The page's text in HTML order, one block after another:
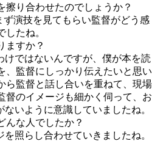
擦り合わせたのでしょうか？
演技を見てもらい監督がどう感
したね。
ますか？
ではないんですが、僕が本を読
、監督にしっかり伝えたいと思い
ら監督と話し合いを重ねて、現場
督のイメージも細かく伺って、お
いように意識していましたね。
んな人でしたか？
照らし合わせていきましたね。